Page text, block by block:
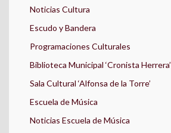
Noticias Cultura
Escudo y Bandera
Programaciones Culturales
Biblioteca Municipal ‘Cronista Herrera’
Sala Cultural ‘Alfonsa de la Torre’
Escuela de Música
Noticias Escuela de Música